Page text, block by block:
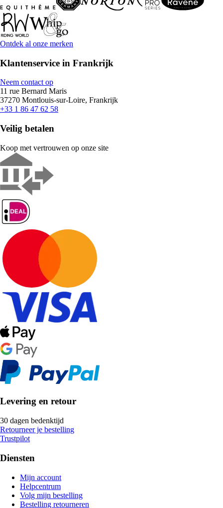
Ontdek al onze merken
Klantenservice in Frankrijk
Neem contact op
11 rue Bernard Maris
37270 Montlouis-sur-Loire, Frankrijk
+33 1 86 47 62 58
Veilig betalen
Koop met vertrouwen op onze site
Levering en retour
30 dagen bedenktijd
Retourneer je bestelling
Trustpilot
Diensten
Mijn account
Helpcentrum
Volg mijn bestelling
Bestelling retourneren